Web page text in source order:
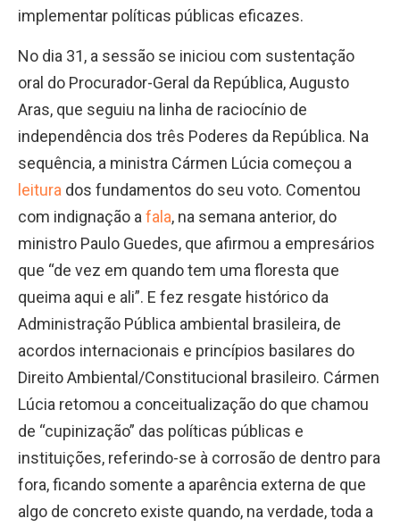
implementar políticas públicas eficazes.
No dia 31, a sessão se iniciou com sustentação
oral do Procurador-Geral da República, Augusto
Aras, que seguiu na linha de raciocínio de
independência dos três Poderes da República. Na
sequência, a ministra Cármen Lúcia começou a
leitura dos fundamentos do seu voto. Comentou
com indignação a fala, na semana anterior, do
ministro Paulo Guedes, que afirmou a empresários
que “de vez em quando tem uma floresta que
queima aqui e ali”. E fez resgate histórico da
Administração Pública ambiental brasileira, de
acordos internacionais e princípios basilares do
Direito Ambiental/Constitucional brasileiro. Cármen
Lúcia retomou a conceitualização do que chamou
de “cupinização” das políticas públicas e
instituições, referindo-se à corrosão de dentro para
fora, ficando somente a aparência externa de que
algo de concreto existe quando, na verdade, toda a